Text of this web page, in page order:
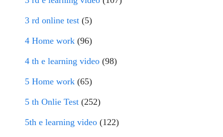
3 rd online test (5)
4 Home work (96)
4 th e learning video (98)
5 Home work (65)
5 th Onlie Test (252)
5th e learning video (122)